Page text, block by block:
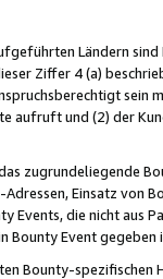
Ländern
Ziffer 4 (a)
sein
aufruft und (2) der
zugrundeliegende
Einsatz von
Events, die nicht
Bounty Event
Bounty-spezifischen